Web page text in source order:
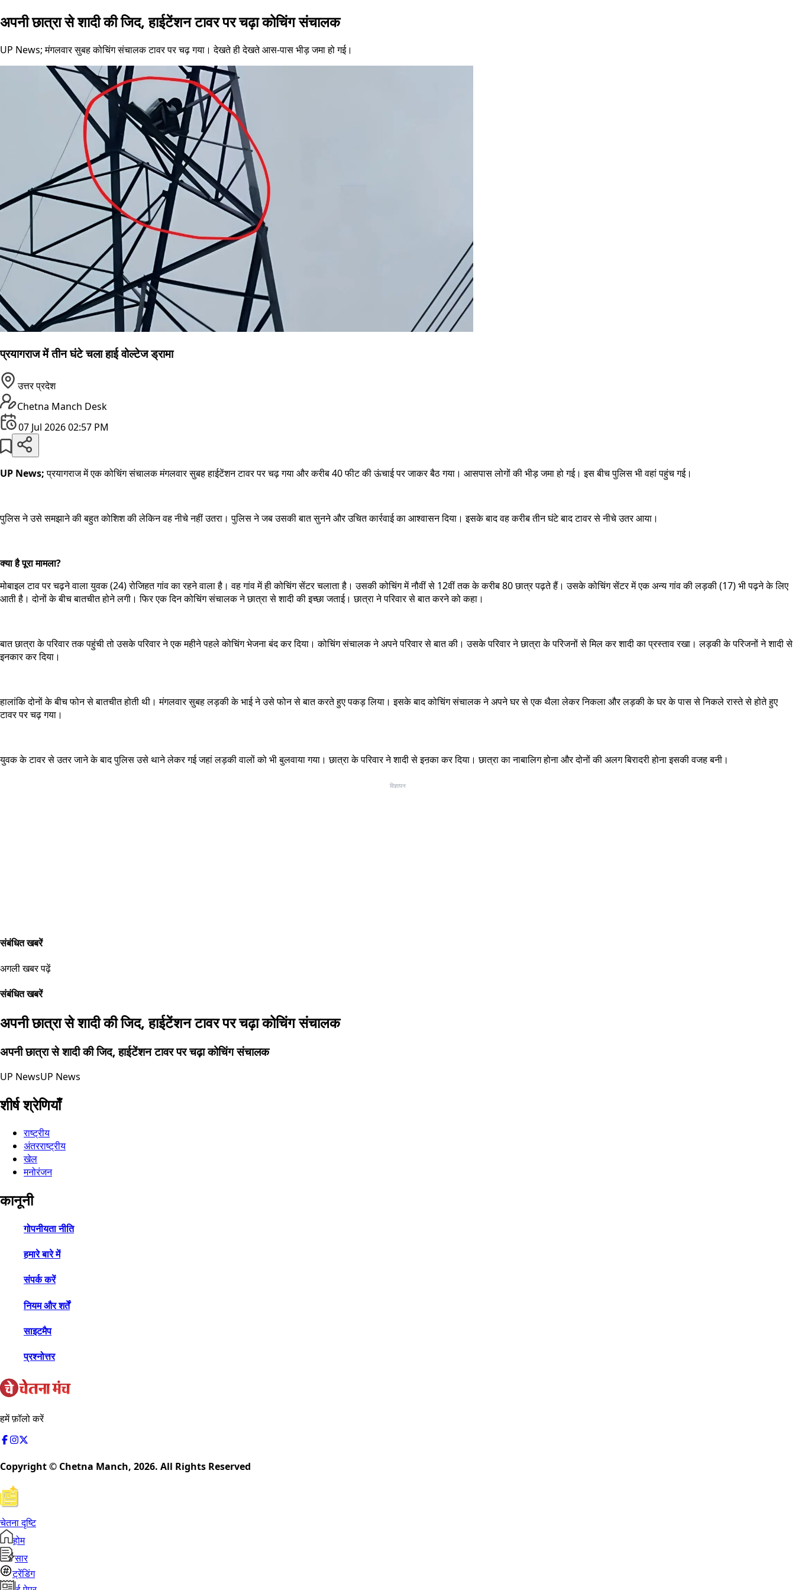
अपनी छात्रा से शादी की जिद, हाईटेंशन टावर पर चढ़ा कोचिंग संचालक
UP News; मंगलवार सुबह कोचिंग संचालक टावर पर चढ़ गया। देखते ही देखते आस-पास भीड़ जमा हो गई।
प्रयागराज में तीन घंटे चला हाई वोल्टेज ड्रामा
उत्तर प्रदेश
Chetna Manch Desk
07 Jul 2026 02:57 PM
UP News;प्रयागराज में एक कोचिंग संचालक मंगलवार सुबह हाईटेंशन टावर पर चढ़ गया और करीब 40 फीट की ऊंचाई पर जाकर बैठ गया। आसपास लोगों की भीड़ जमा हो गई। इस बीच पुलिस भी वहां पहुंच गई।
पुलिस ने उसे समझाने की बहुत कोशिश की लेकिन वह नीचे नहीं उतरा। पुलिस ने जब उसकी बात सुनने और उचित कार्रवाई का आश्वासन दिया। इसके बाद वह करीब तीन घंटे बाद टावर से नीचे उतर आया।
क्या है पूरा मामला?
मोबाइल टाव पर चढ़ने वाला युवक (24) रोजिहत गांव का रहने वाला है। वह गांव में ही कोचिंग सेंटर चलाता है। उसकी कोचिंग में नौवीं से 12वीं तक के करीब 80 छात्र पढ़ते हैं। उसके कोचिंग सेंटर में एक अन्य गांव की लड़की (17) भी पढ़ने के लिए
आती है। दोनों के बीच बातचीत होने लगी। फिर एक दिन कोचिंग संचालक ने छात्रा से शादी की इच्छा जताई। छात्रा ने परिवार से बात करने को कहा।
बात छात्रा के परिवार तक पहुंची तो उसके परिवार ने एक महीने पहले कोचिंग भेजना बंद कर दिया। कोचिंग संचालक ने अपने परिवार से बात की। उसके परिवार ने छात्रा के परिजनों से मिल कर शादी का प्रस्ताव रखा। लड़की के परिजनों ने शादी से
इनकार कर दिया।
हालांकि दोनों के बीच फोन से बातचीत होती थी। मंगलवार सुबह लड़की के भाई ने उसे फोन से बात करते हुए पकड़ लिया। इसके बाद कोचिंग संचालक ने अपने घर से एक थैला लेकर निकला और लड़की के घर के पास से निकले रास्ते से होते हुए
टावर पर चढ़ गया।
युवक के टावर से उतर जाने के बाद पुलिस उसे थाने लेकर गई जहां लड़की वालों को भी बुलवाया गया। छात्रा के परिवार ने शादी से इऩका कर दिया। छात्रा का नाबालिग होना और दोनों की अलग बिरादरी होना इसकी वजह बनी।
विज्ञापन
संबंधित खबरें
अगली खबर पढ़ें
संबंधित खबरें
अपनी छात्रा से शादी की जिद, हाईटेंशन टावर पर चढ़ा कोचिंग संचालक
अपनी छात्रा से शादी की जिद, हाईटेंशन टावर पर चढ़ा कोचिंग संचालक
UP NewsUP News
शीर्ष श्रेणियाँ
राष्ट्रीय
अंतरराष्ट्रीय
खेल
मनोरंजन
कानूनी
गोपनीयता नीति
हमारे बारे में
संपर्क करें
नियम और शर्तें
साइटमैप
प्रश्नोत्तर
हमें फ़ॉलो करें
Copyright © Chetna Manch, 2026. All Rights Reserved
चेतना दृष्टि
होम
सार
ट्रेंडिंग